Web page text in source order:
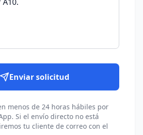
Enviar solicitud
menos de 24 horas hábiles por
Si el envío directo no está
tu cliente de correo con el